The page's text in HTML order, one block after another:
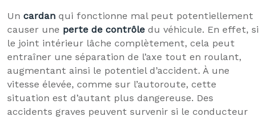
Un cardan qui fonctionne mal peut potentiellement
causer une perte de contrôle du véhicule. En effet, si
le joint intérieur lâche complètement, cela peut
entraîner une séparation de l’axe tout en roulant,
augmentant ainsi le potentiel d’accident. À une
vitesse élevée, comme sur l’autoroute, cette
situation est d’autant plus dangereuse. Des
accidents graves peuvent survenir si le conducteur